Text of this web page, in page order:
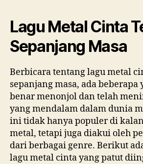
Lagu Metal Cinta
Sepanjang Masa
Berbicara tentang lagu metal
sepanjang masa, ada beberapa
benar menonjol dan telah
yang mendalam dalam dunia
ini tidak hanya populer di
metal, tetapi juga diakui oleh
dari berbagai genre. Berikut
lagu metal cinta yang patut